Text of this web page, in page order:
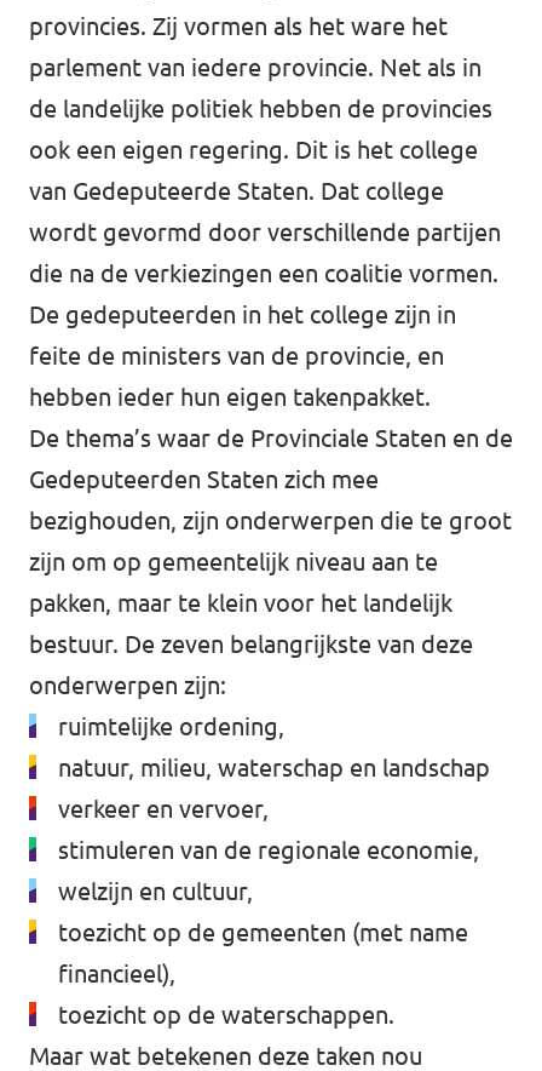
provincies. Zij vormen als het ware het
parlement van iedere provincie. Net als in
de landelijke politiek hebben de provincies
ook een eigen regering. Dit is het college
van Gedeputeerde Staten. Dat college
wordt gevormd door verschillende partijen
die na de verkiezingen een coalitie vormen.
De gedeputeerden in het college zijn in
feite de ministers van de provincie, en
hebben ieder hun eigen takenpakket.
De thema’s waar de Provinciale Staten en de
Gedeputeerden Staten zich mee
bezighouden, zijn onderwerpen die te groot
zijn om op gemeentelijk niveau aan te
pakken, maar te klein voor het landelijk
bestuur. De zeven belangrijkste van deze
onderwerpen zijn:
ruimtelijke ordening,
natuur, milieu, waterschap en landschap
verkeer en vervoer,
stimuleren van de regionale economie,
welzijn en cultuur,
toezicht op de gemeenten (met name
financieel),
toezicht op de waterschappen.
Maar wat betekenen deze taken nou